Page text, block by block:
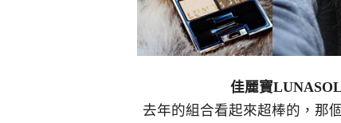
佳麗寶
去年的組合看起來超棒的，那